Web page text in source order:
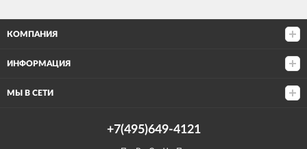
КОМПАНИЯ
ИНФОРМАЦИЯ
МЫ В СЕТИ
+7(495)649-4121